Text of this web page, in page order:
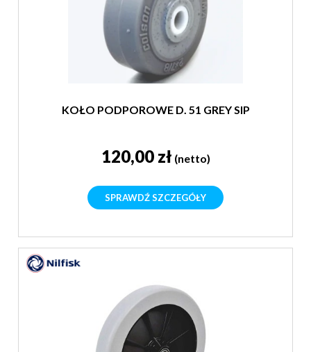
KOŁO PODPOROWE D. 51 GREY SIP
120,00 zł (netto)
SPRAWDŹ SZCZEGÓŁY